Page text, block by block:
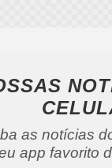
as notícias
app favorito